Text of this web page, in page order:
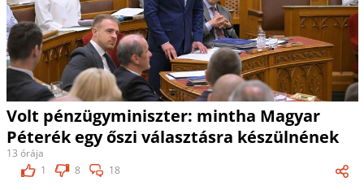
Volt pénzügyminiszter: mintha Magyar
Péterék egy őszi választásra készülnének
13 órája
1
8 18